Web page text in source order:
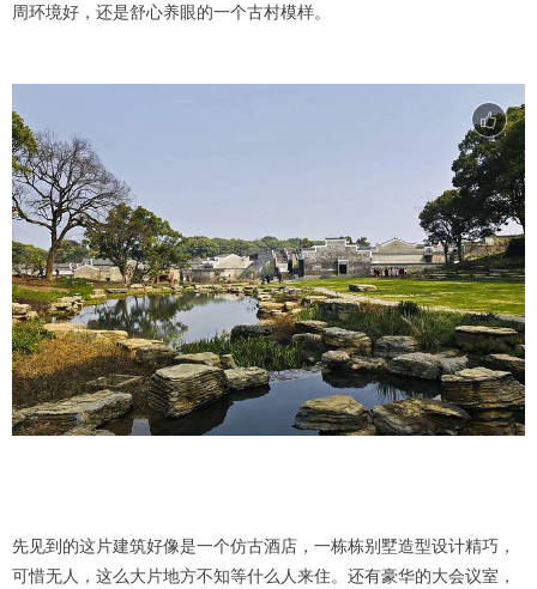
周环境好，还是舒心养眼的一个古村模样。
先见到的这片建筑好像是一个仿古酒店，一栋栋别墅造型设计精巧，
可惜无人，这么大片地方不知等什么人来住。还有豪华的大会议室，